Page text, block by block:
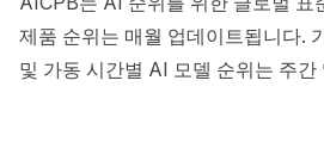
제품 순위는 매월 업데이트됩니다.
및 가동 시간별 AI 모델 순위는 주간